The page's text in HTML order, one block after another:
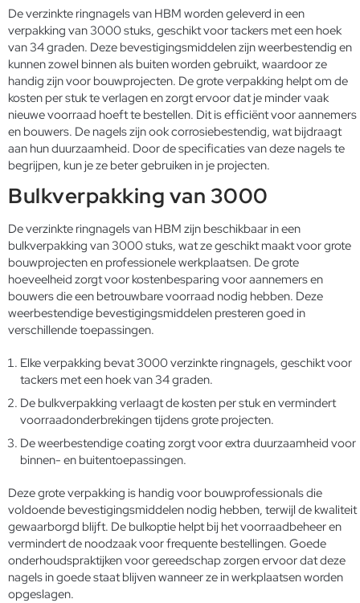
De verzinkte ringnagels van HBM worden geleverd in een
verpakking van 3000 stuks, geschikt voor tackers met een hoek
van 34 graden. Deze bevestigingsmiddelen zijn weerbestendig en
kunnen zowel binnen als buiten worden gebruikt, waardoor ze
handig zijn voor bouwprojecten. De grote verpakking helpt om de
kosten per stuk te verlagen en zorgt ervoor dat je minder vaak
nieuwe voorraad hoeft te bestellen. Dit is efficiënt voor aannemers
en bouwers. De nagels zijn ook corrosiebestendig, wat bijdraagt
aan hun duurzaamheid. Door de specificaties van deze nagels te
begrijpen, kun je ze beter gebruiken in je projecten.
Bulkverpakking van 3000
De verzinkte ringnagels van HBM zijn beschikbaar in een
bulkverpakking van 3000 stuks, wat ze geschikt maakt voor grote
bouwprojecten en professionele werkplaatsen. De grote
hoeveelheid zorgt voor kostenbesparing voor aannemers en
bouwers die een betrouwbare voorraad nodig hebben. Deze
weerbestendige bevestigingsmiddelen presteren goed in
verschillende toepassingen.
Elke verpakking bevat 3000 verzinkte ringnagels, geschikt voor
tackers met een hoek van 34 graden.
De bulkverpakking verlaagt de kosten per stuk en vermindert
voorraadonderbrekingen tijdens grote projecten.
De weerbestendige coating zorgt voor extra duurzaamheid voor
binnen- en buitentoepassingen.
Deze grote verpakking is handig voor bouwprofessionals die
voldoende bevestigingsmiddelen nodig hebben, terwijl de kwaliteit
gewaarborgd blijft. De bulkoptie helpt bij het voorraadbeheer en
vermindert de noodzaak voor frequente bestellingen. Goede
onderhoudspraktijken voor gereedschapzorgen ervoor dat deze
nagels in goede staat blijven wanneer ze in werkplaatsen worden
opgeslagen.